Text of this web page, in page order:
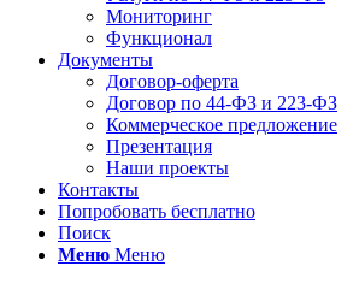
Мониторинг
Функционал
Документы
Договор-оферта
Договор по 44-ФЗ и 223-ФЗ
Коммерческое предложение
Презентация
Наши проекты
Контакты
Попробовать бесплатно
Поиск
Меню Меню